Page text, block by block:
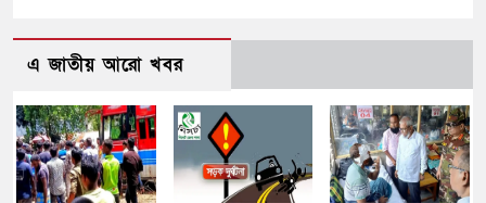
এ জাতীয় আরো খবর